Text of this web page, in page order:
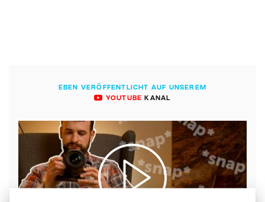
EBEN VERÖFFENTLICHT AUF UNSEREM
YOUTUBE
KANAL